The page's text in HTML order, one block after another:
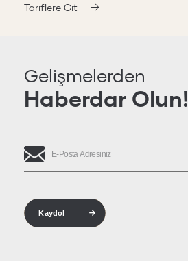
Tariflere Git
Gelişmelerden
Haberdar Olun!
Kaydol